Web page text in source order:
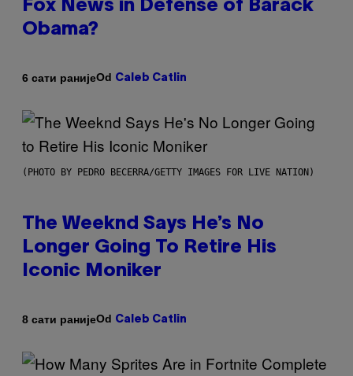
Fox News in Defense of Barack
Obama?
6 сати ранијеOd Caleb Catlin
(PHOTO BY PEDRO BECERRA/GETTY IMAGES FOR LIVE NATION)
The Weeknd Says He’s No
Longer Going To Retire His
Iconic Moniker
8 сати ранијеOd Caleb Catlin